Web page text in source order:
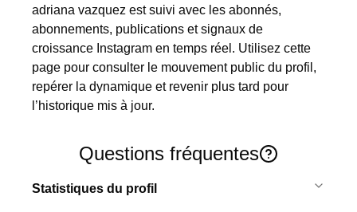
adriana vazquez est suivi avec les abonnés,
abonnements, publications et signaux de
croissance Instagram en temps réel. Utilisez cette
page pour consulter le mouvement public du profil,
repérer la dynamique et revenir plus tard pour
l’historique mis à jour.
Questions fréquentes
Statistiques du profil